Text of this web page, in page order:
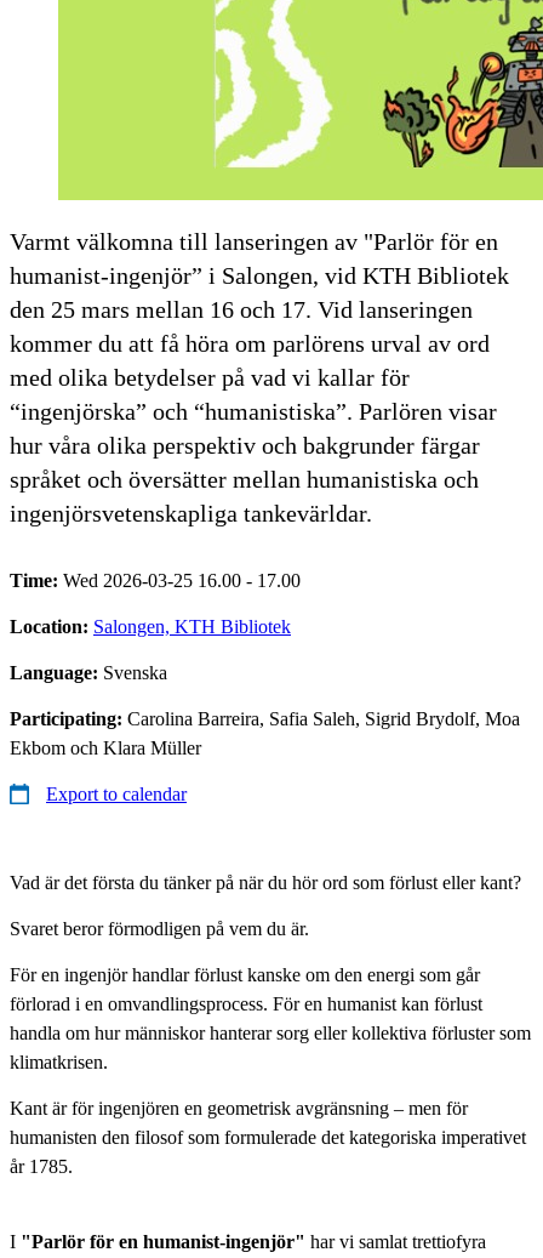
Varmt välkomna till lanseringen av "Parlör för en
humanist-ingenjör” i Salongen, vid KTH Bibliotek
den 25 mars mellan 16 och 17. Vid lanseringen
kommer du att få höra om parlörens urval av ord
med olika betydelser på vad vi kallar för
“ingenjörska” och “humanistiska”. Parlören visar
hur våra olika perspektiv och bakgrunder färgar
språket och översätter mellan humanistiska och
ingenjörsvetenskapliga tankevärldar.
Time: Wed 2026-03-25 16.00 - 17.00
Location: Salongen, KTH Bibliotek
Language: Svenska
Participating: Carolina Barreira, Safia Saleh, Sigrid Brydolf, Moa
Ekbom och Klara Müller
Export to calendar
Vad är det första du tänker på när du hör ord som förlust eller kant?
Svaret beror förmodligen på vem du är.
För en ingenjör handlar förlust kanske om den energi som går
förlorad i en omvandlingsprocess. För en humanist kan förlust
handla om hur människor hanterar sorg eller kollektiva förluster som
klimatkrisen.
Kant är för ingenjören en geometrisk avgränsning – men för
humanisten den filosof som formulerade det kategoriska imperativet
år 1785.
I "Parlör för en humanist-ingenjör" har vi samlat trettiofyra